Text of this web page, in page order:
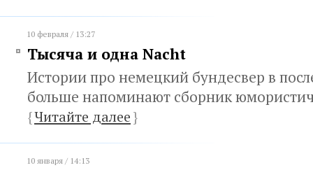
10 февраля / 13:27
Тысяча и одна Nacht
Истории про немецкий бундесвер в
больше напоминают сборник
{Читайте далее}
10 января / 14:13